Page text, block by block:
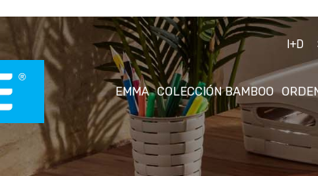
I+D
EMMA COLECCIÓN BAMBOO